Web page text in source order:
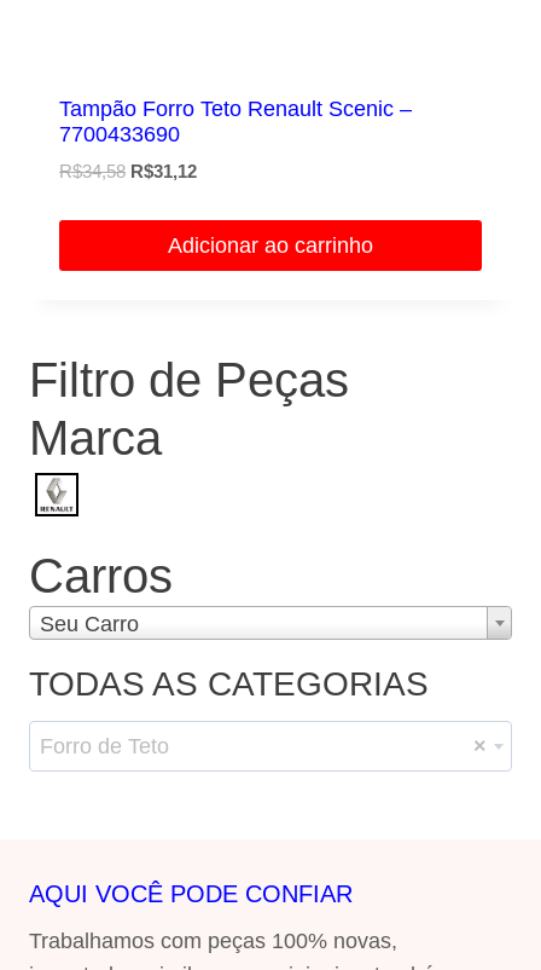
Tampão Forro Teto Renault Scenic –
7700433690
R$34,58 O
R$31,12O
é:
Adicionar ao carrinho
Filtro de Peças
Marca
Carros
Seu Carro
TODAS AS CATEGORIAS
×
Forro de Teto
AQUI VOCÊ PODE CONFIAR
Trabalhamos com peças 100% novas,